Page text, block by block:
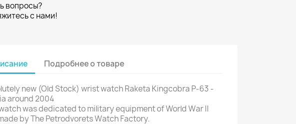
вопросы?
с нами!
Подробнее о товаре
new (Old Stock) wrist watch Raketa Kingcobra P-63 -
around 2004
was dedicated to military equipment of World War II
by The Petrodvorets Watch Factory.